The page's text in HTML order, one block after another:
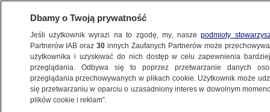
WIELKA BRYTANIA
"Miły dla wszystkich" sklepikarz miał
Dbamy o Twoją prywatność
Jeśli użytkownik wyrazi na to zgodę, my, naszepodmioty
Partnerów IAB oraz30 innych Zaufanych Partnerów może
użytkownika i uzyskiwać do nich dostęp w celu zapewnienia
przeglądania. Odbywa się to poprzez przetwarzanie danych
przeglądania przechowywanych w plikach cookie. Użytkownik może
się przetwarzaniu w oparciu o uzasadniony interes w dowolnym
plików cookie i reklam”.